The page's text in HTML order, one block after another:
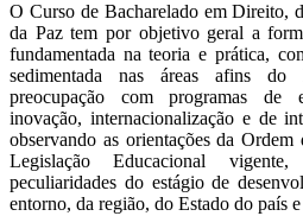
O Curso de Bacharelado em Direito,
da Paz tem por objetivo geral a
fundamentada na teoria e prática,
sedimentada nas áreas afins
preocupação com programas de
inovação, internacionalização e de
observando as orientações da
Legislação Educacional
peculiaridades do estágio de
entorno, da região, do Estado do país